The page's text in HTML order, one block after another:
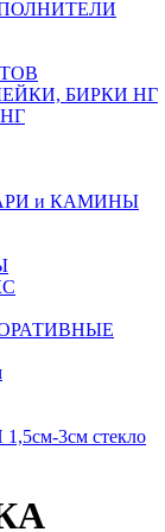
БИРКИ НГ
и КАМИНЫ
3см стекло